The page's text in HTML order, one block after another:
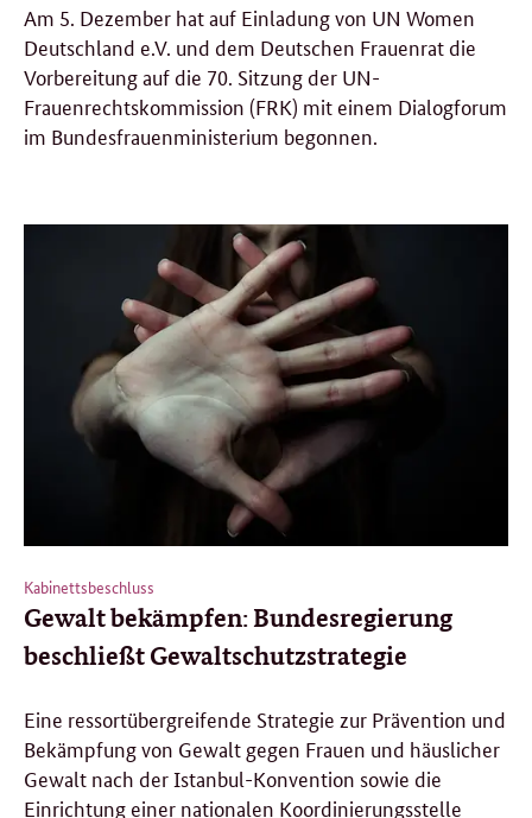
Am 5. Dezember hat auf Einladung von UN Women
Deutschland e.V. und dem Deutschen Frauenrat die
Vorbereitung auf die 70. Sitzung der UN-
Frauenrechtskommission (FRK) mit einem Dialogforum
im Bundesfrauenministerium begonnen.
Kabinettsbeschluss
Gewalt bekämpfen: Bundesregierung
beschließt Gewaltschutzstrategie
Eine ressortübergreifende Strategie zur Prävention und
Bekämpfung von Gewalt gegen Frauen und häuslicher
Gewalt nach der Istanbul-Konvention sowie die
Einrichtung einer nationalen Koordinierungsstelle